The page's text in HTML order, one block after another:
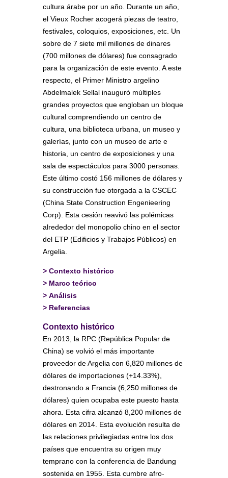
cultura árabe por un año. Durante un año,
el Vieux Rocher acogerá piezas de teatro,
festivales, coloquios, exposiciones, etc. Un
sobre de 7 siete mil millones de dinares
(700 millones de dólares) fue consagrado
para la organización de este evento. A este
respecto, el Primer Ministro argelino
Abdelmalek Sellal inauguró múltiples
grandes proyectos que engloban un bloque
cultural comprendiendo un centro de
cultura, una biblioteca urbana, un museo y
galerías, junto con un museo de arte e
historia, un centro de exposiciones y una
sala de espectáculos para 3000 personas.
Este último costó 156 millones de dólares y
su construcción fue otorgada a la CSCEC
(China State Construction Engenieering
Corp). Esta cesión reavivó las polémicas
alrededor del monopolio chino en el sector
del ETP (Edificios y Trabajos Públicos) en
Argelia.
> Contexto histórico
> Marco teórico
> Análisis
> Referencias
Contexto histórico
En 2013, la RPC (República Popular de
China) se volvió el más importante
proveedor de Argelia con 6,820 millones de
dólares de importaciones (+14.33%),
destronando a Francia (6,250 millones de
dólares) quien ocupaba este puesto hasta
ahora. Esta cifra alcanzó 8,200 millones de
dólares en 2014. Esta evolución resulta de
las relaciones privilegiadas entre los dos
países que encuentra su origen muy
temprano con la conferencia de Bandung
sostenida en 1955. Esta cumbre afro-